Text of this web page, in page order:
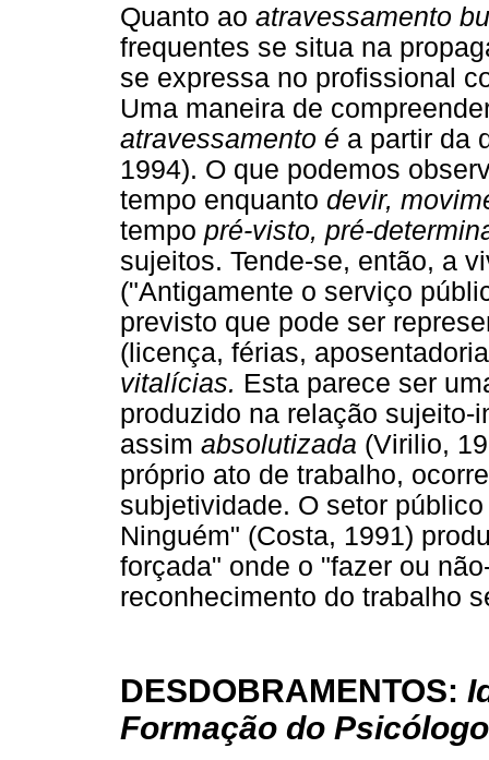
Quanto ao atravessamento
frequentes se situa na
se expressa no profissional
Uma maneira de
atravessamento é a partir da
1994). O que podemos
tempo enquanto devir,
tempo pré-visto, pré-
sujeitos. Tende-se, então, a
("Antigamente o serviço
previsto que pode ser
(licença, férias,
vitalícias. Esta parece ser
produzido na relação sujeito-
assim absolutizada (Virilio,
próprio ato de trabalho,
subjetividade. O setor
Ninguém" (Costa, 1991)
forçada" onde o "fazer ou
reconhecimento do trabalho
DESDOBRAMENTOS:
Formação do Psicólogo